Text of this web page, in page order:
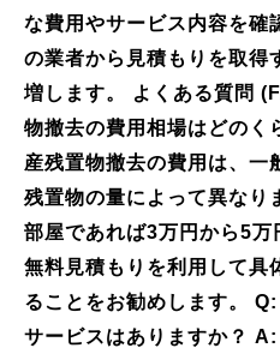
な費用やサービス内容を確
の業者から見積もりを取得
増します。 よくある質問
物撤去の費用相場はどのく
産残置物撤去の費用は、一
残置物の量によって異なり
部屋であれば3万円から5万
無料見積もりを利用して具
ることをお勧めします。
サービスはありますか？